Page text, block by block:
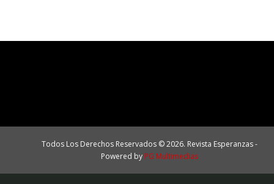
Todos Los Derechos Reservados © 2026. Revista Esperanzas -
Powered by PG Multimedias